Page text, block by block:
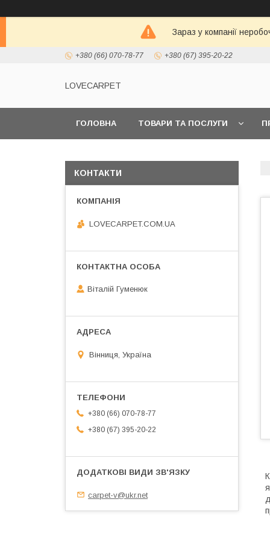
Зараз у компанії
+380 (66) 070-78-77 +380 (67) 395-20-22
LOVECARPET
ГОЛОВНА ТОВАРИ ТА ПОСЛУГИ
КОНТАКТИ
LOVECARPET.COM.UA
Віталій Гуменюк
Вінниця, Україна
+380 (66) 070-78-77
+380 (67) 395-20-22
carpet-v@ukr.net